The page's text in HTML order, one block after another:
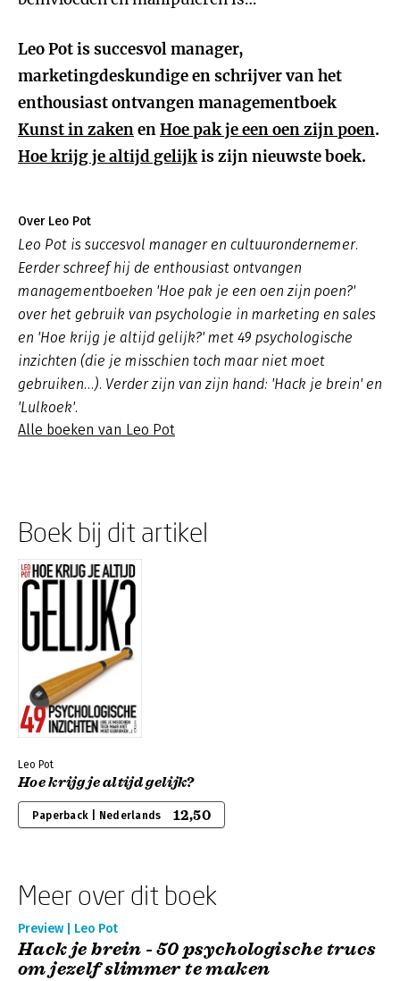
Leo Pot is succesvol manager,
marketingdeskundige en schrijver van het
enthousiast ontvangen managementboek
Kunst in zakenenHoe pak je een oen zijn poen.
Hoe krijg je altijd gelijkis zijn nieuwste boek.
Over Leo Pot
Leo Pot is succesvol manager en cultuurondernemer.
Eerder schreef hij de enthousiast ontvangen
managementboeken 'Hoe pak je een oen zijn poen?'
over het gebruik van psychologie in marketing en sales
en 'Hoe krijg je altijd gelijk?' met 49 psychologische
inzichten (die je misschien toch maar niet moet
gebruiken…). Verder zijn van zijn hand: 'Hack je brein' en
'Lulkoek'.
Alle boeken van Leo Pot
Boek bij dit artikel
Leo Pot
Hoe krijg je altijd gelijk?
Paperback | Nederlands 12,50
Meer over dit boek
Preview | Leo Pot
Hack je brein - 50 psychologische trucs
om jezelf slimmer te maken